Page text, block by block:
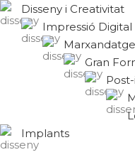
Disseny i Creativitat
Impressió Digital
Gran
Implants